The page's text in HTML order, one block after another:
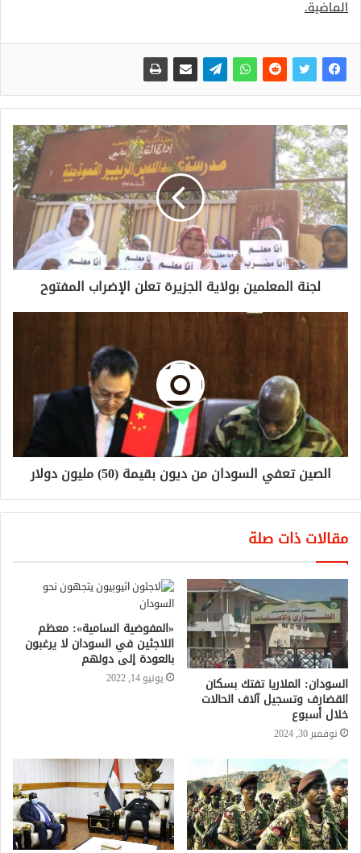
الماضية.
لجنة المعلمين بولاية الجزيرة تعلن الإضراب المفتوح
الصين تعفي السودان من ديون بقيمة (50) مليون دولار
مقالات ذات صلة
السودان: الملاريا تفتك بسكان
القضارف وتسجيل آلاف الحالات
خلال أسبوع
نوفمبر 30, 2024
«المفوضية السامية»: معظم
اللاجئين في السودان لا يرغبون
بالعودة إلى دولهم
يونيو 14, 2022